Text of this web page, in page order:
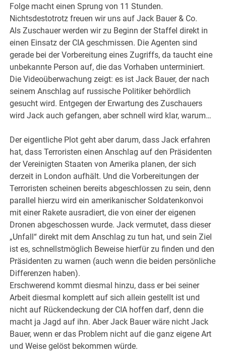
Folge macht einen Sprung von 11 Stunden.
Nichtsdestotrotz freuen wir uns auf Jack Bauer & Co.
Als Zuschauer werden wir zu Beginn der Staffel direkt in
einen Einsatz der CIA geschmissen. Die Agenten sind
gerade bei der Vorbereitung eines Zugriffs, da taucht eine
unbekannte Person auf, die das Vorhaben unterminiert.
Die Videoüberwachung zeigt: es ist Jack Bauer, der nach
seinem Anschlag auf russische Politiker behördlich
gesucht wird. Entgegen der Erwartung des Zuschauers
wird Jack auch gefangen, aber schnell wird klar, warum…
Der eigentliche Plot geht aber darum, dass Jack erfahren
hat, dass Terroristen einen Anschlag auf den Präsidenten
der Vereinigten Staaten von Amerika planen, der sich
derzeit in London aufhält. Und die Vorbereitungen der
Terroristen scheinen bereits abgeschlossen zu sein, denn
parallel hierzu wird ein amerikanischer Soldatenkonvoi
mit einer Rakete ausradiert, die von einer der eigenen
Dronen abgeschossen wurde. Jack vermutet, dass dieser
„Unfall“ direkt mit dem Anschlag zu tun hat, und sein Ziel
ist es, schnellstmöglich Beweise hierfür zu finden und den
Präsidenten zu warnen (auch wenn die beiden persönliche
Differenzen haben).
Erschwerend kommt diesmal hinzu, dass er bei seiner
Arbeit diesmal komplett auf sich allein gestellt ist und
nicht auf Rückendeckung der CIA hoffen darf, denn die
macht ja Jagd auf ihn. Aber Jack Bauer wäre nicht Jack
Bauer, wenn er das Problem nicht auf die ganz eigene Art
und Weise gelöst bekommen würde.